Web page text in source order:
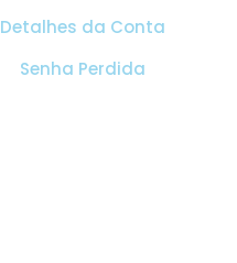
Detalhes da Conta
Senha Perdida